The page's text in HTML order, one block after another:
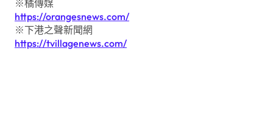
※橘傳媒
https://orangesnews.com/
※下港之聲新聞網
https://tvillagenews.com/